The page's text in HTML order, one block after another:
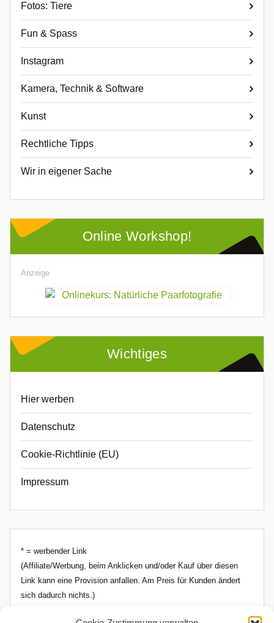
Fotos: Tiere
Fun & Spass
Instagram
Kamera, Technik & Software
Kunst
Rechtliche Tipps
Wir in eigener Sache
Online Workshop!
Anzeige
Wichtiges
Hier werben
Datenschutz
Cookie-Richtlinie (EU)
Impressum
* = werbender Link
(Affiliate/Werbung, beim Anklicken und/oder Kauf über diesen
Link kann eine Provision anfallen. Am Preis für Kunden ändert
sich dadurch nichts.)